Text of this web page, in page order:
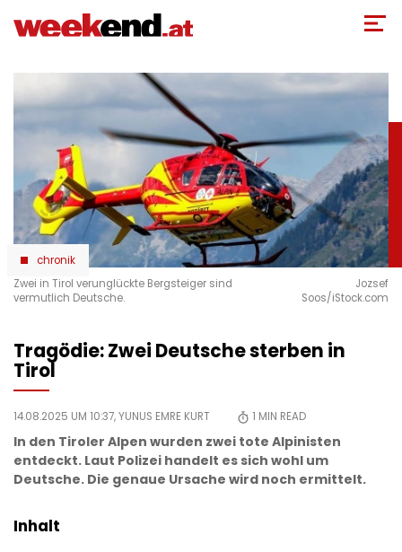
zum
chronik
Zwei in Tirol verunglückte Bergsteiger sind
vermutlich Deutsche.
Jozsef
Soos/iStock.com
Tragödie: Zwei Deutsche sterben in
Tirol
14.08.2025 UM 10:37,YUNUS EMRE KURT 1 MIN READ
In den Tiroler Alpen wurden zwei tote Alpinisten
entdeckt. Laut Polizei handelt es sich wohl um
Deutsche. Die genaue Ursache wird noch ermittelt.
Inhalt